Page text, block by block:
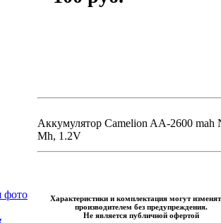
фото
Аккумулятор Camelion AA-2600 mah
Mh, 1.2V
Характеристики и комплектация могут
производителем без предупреждения.
Не является публичной офертой